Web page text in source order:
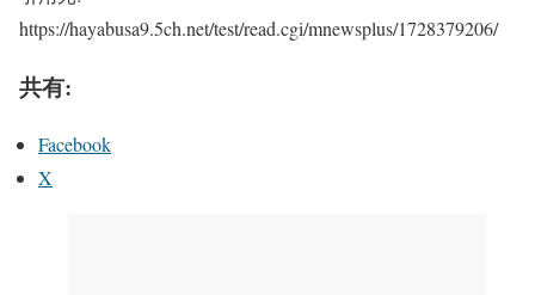
https://hayabusa9.5ch.net/test/read.cgi/mnewsplus/1728379206/
共有:
Facebook
X